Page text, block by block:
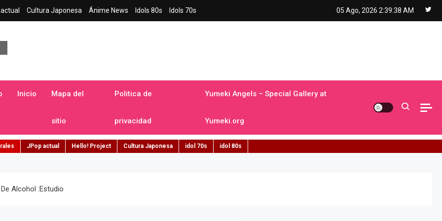
Cultura Japonesa Ánime News Idols 80s Idols 70s 05 Ago, 2026 2:39:40 AM
Inicio Mapa del
sitio
Politica de
privacidad
Yumeki Angels – Special Gallery at
Yumeki.org
JPop actual Hello! Project Cultura Japonesa idol 70s idol 80s
Alcohol :estudio